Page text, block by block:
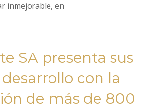
inmejorable, en
SA presenta sus
con la
de más de 800